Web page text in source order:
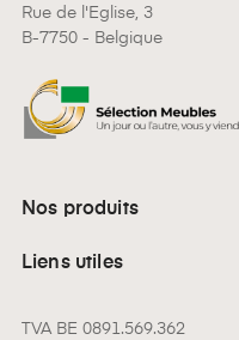
Rue de l'Eglise, 3
B-7750 - Belgique
Nos produits
Liens utiles
TVA BE 0891.569.362